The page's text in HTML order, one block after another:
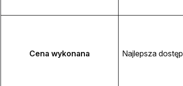
Cena wykonana Najlepsza